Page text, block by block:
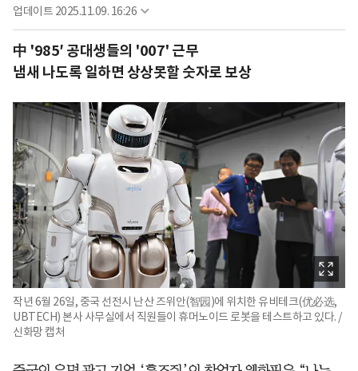
업데이트 2025.11.09. 16:26
中 '985′ 공대생들의 '007' 근무
냄새 나도록 일하면 상상못할 숫자로 보상
작년 6월 26일, 중국 선전시 난산 즈위안(智园)에 위치한 유비테크(优必选,
UBTECH) 본사 사무실에서 직원들이 휴머노이드 로봇을 테스트하고 있다. /
신화망 캡처